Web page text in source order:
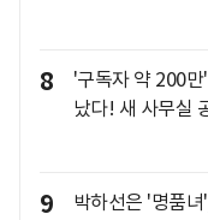
8
'구독자 약 200
났다! 새 사무실
9
박하선은 '명품